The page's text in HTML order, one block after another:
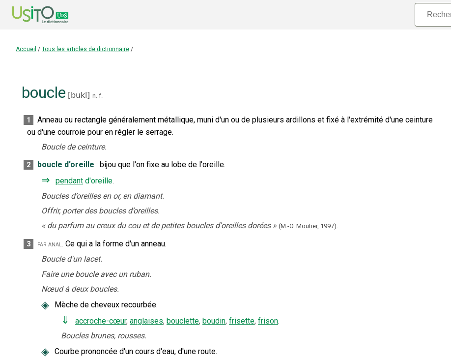
Accueil / Tous les articles de dictionnaire /
boucle [bukl] n. f.
1
Anneau ou rectangle généralement métallique, muni d'un ou de plusieurs ardillons et fixé à l'extrémité d'une ceinture
ou d'une courroie pour en régler le serrage.
Boucle de ceinture.
2 boucle d'oreille : bijou que l'on fixe au lobe de l'oreille.
⇒ pendant d'oreille.
Boucles d’oreilles en or, en diamant.
Offrir, porter des boucles d’oreilles.
« du parfum au creux du cou et de petites boucles d'oreilles dorées » (M.-O. Moutier, 1997).
3 par anal. Ce qui a la forme d'un anneau.
Boucle d'un lacet.
Faire une boucle avec un ruban.
Nœud à deux boucles.
◈ Mèche de cheveux recourbée.
⇓ accroche-cœur, anglaises, bouclette, boudin, frisette, frison.
Boucles brunes, rousses.
◈ Courbe prononcée d'un cours d'eau, d'une route.